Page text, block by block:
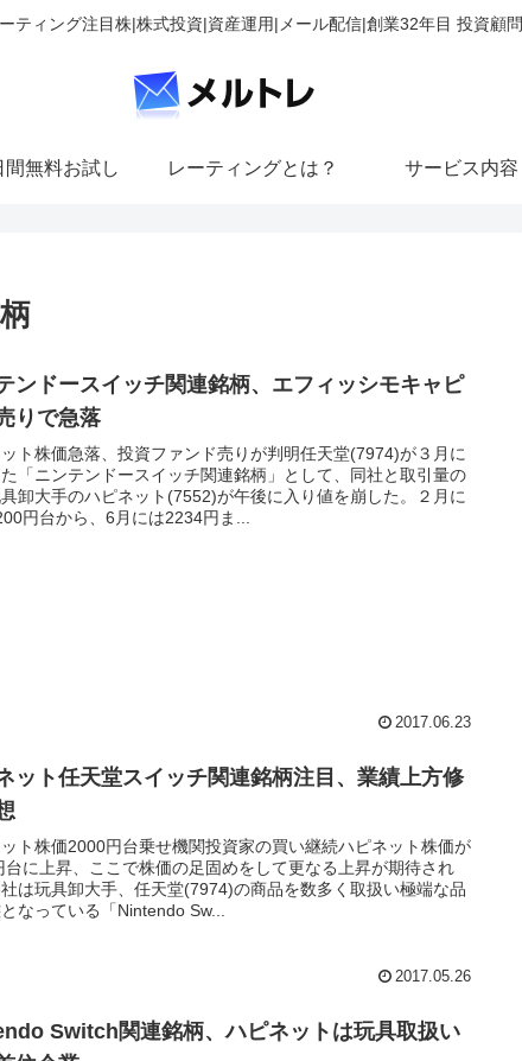
ティング注目株|株式投資|資産運用|メール配信|創業32年目 投資顧問
間無料お試し レーティングとは？ サービス内容
ンドースイッチ関連銘柄、エフィッシモキャピ
りで急落
ト株価急落、投資ファンド売りが判明任天堂(7974)が３月に
「ニンテンドースイッチ関連銘柄」として、同社と取引量の
卸大手のハピネット(7552)が午後に入り値を崩した。２月に
円台から、6月には2234円ま...
2017.06.23
ット任天堂スイッチ関連銘柄注目、業績上方修
ト株価2000円台乗せ機関投資家の買い継続ハピネット株価が
台に上昇、ここで株価の足固めをして更なる上昇が期待され
は玩具卸大手、任天堂(7974)の商品を数多く取扱い極端な品
なっている「Nintendo Sw...
2017.05.26
Switch関連銘柄、ハピネットは玩具取扱い